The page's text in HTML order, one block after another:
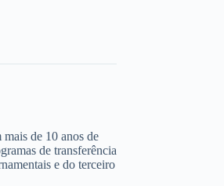
de 10 anos de
de transferência
e do terceiro